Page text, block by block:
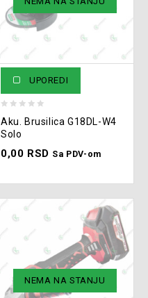
UPOREDI
out
of
5
Aku. Brusilica G18DL-W4
Solo
0,00 RSD Sa PDV-om
NEMA NA STANJU